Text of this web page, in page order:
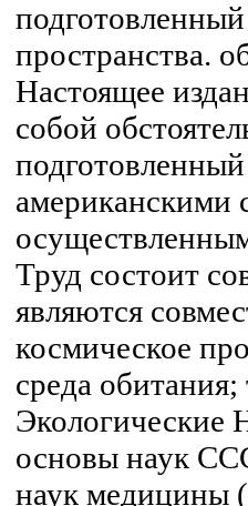
пространства.
Настоящее
собой
американскими
Труд состоит
являются
космическое
среда
Экологические
основы наук
наук медицины